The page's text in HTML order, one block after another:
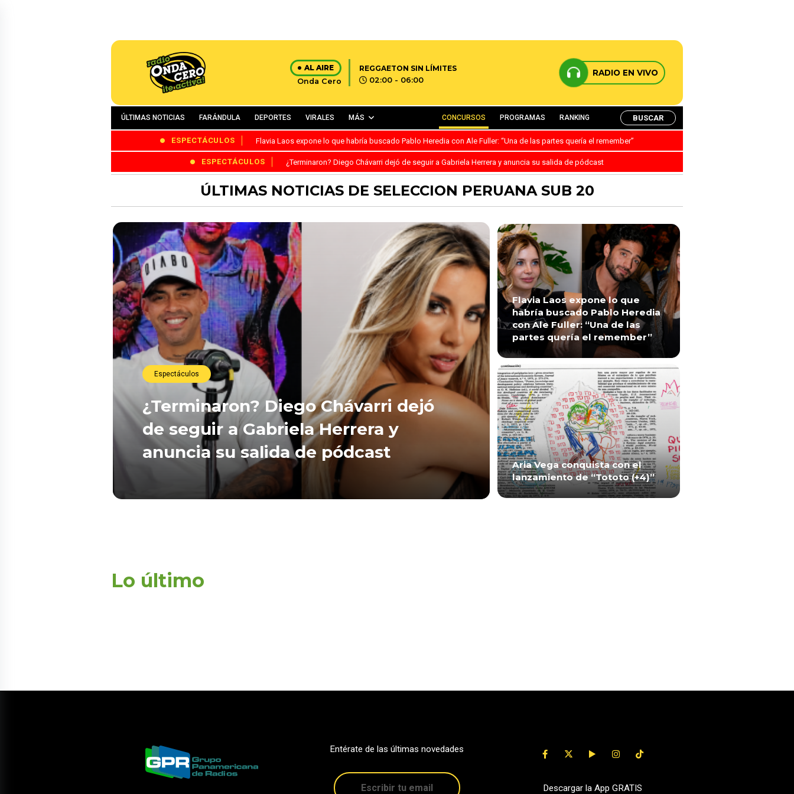
AL AIRE
Onda Cero
REGGAETON SIN LÍMITES
02:00 - 06:00
RADIO EN VIVO
ÚLTIMAS NOTICIAS FARÁNDULA DEPORTES VIRALES MÁS CONCURSOS PROGRAMAS RANKING BUSCAR
ESPECTÁCULOS Flavia Laos expone lo que habría buscado Pablo Heredia con Ale Fuller: “Una de las partes quería el remember”
ESPECTÁCULOS ¿Terminaron? Diego Chávarri dejó de seguir a Gabriela Herrera y anuncia su salida de pódcast
ÚLTIMAS NOTICIAS DE SELECCION PERUANA SUB 20
Espectáculos
¿Terminaron? Diego Chávarri dejó
de seguir a Gabriela Herrera y
anuncia su salida de pódcast
Flavia Laos expone lo que
habría buscado Pablo Heredia
con Ale Fuller: “Una de las
partes quería el remember”
Aria Vega conquista con el
lanzamiento de “Tototo (+4)”
Lo último
Entérate de las últimas novedades
Descargar la App GRATIS